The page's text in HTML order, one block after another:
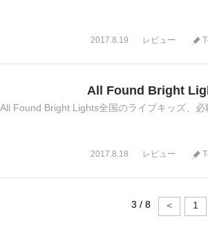
2017.8.19 レビュー
All Found Bright
All Found Bright Lights全国のライブキッズ、
2017.8.18 レビュー
3 / 8 ＜ 1